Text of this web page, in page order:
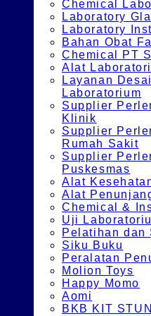
Chemical
Laboratory
Laboratory
Bahan Obat
Chemical PT
Alat
Layanan
Laboratorium
Supplier
Klinik
Supplier
Rumah Sakit
Supplier
Puskesmas
Alat
Alat
Chemical &
Uji
Pelatihan dan
Siku Buku
Peralatan
Molion Toys
Happy Momo
Aomi
BKB KIT